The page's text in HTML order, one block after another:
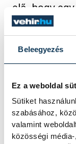
Beleegyezés
Ez a weboldal
Sütiket
szabásához,
valamint
közösségi
elő, hogy
az
Szpartak
a jugoszláv
Osijek,
Lützellinden
dán Ikast EH
szintén dán
2008-ban az